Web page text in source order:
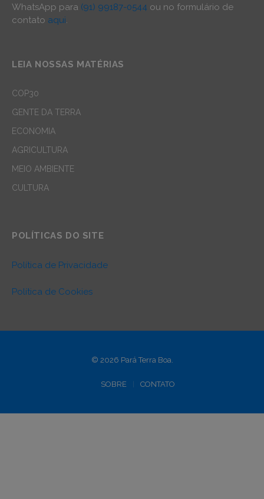
WhatsApp para (91) 99187-0544 ou no formulário de
contato aqui.
LEIA NOSSAS MATÉRIAS
COP30
GENTE DA TERRA
ECONOMIA
AGRICULTURA
MEIO AMBIENTE
CULTURA
POLÍTICAS DO SITE
Política de Privacidade
Política de Cookies
© 2026 Pará Terra Boa.
SOBRE CONTATO